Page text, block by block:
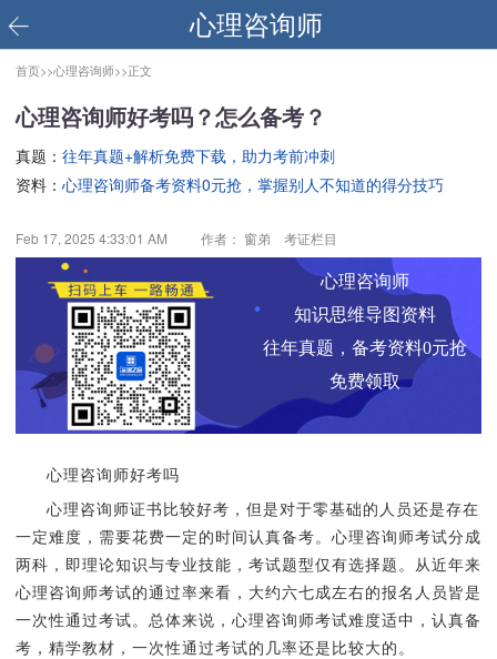
心理咨询师
首页>>心理咨询师>>正文
心理咨询师好考吗？怎么备考？
真题： 往年真题+解析免费下载，助力考前冲刺
资料： 心理咨询师备考资料0元抢，掌握别人不知道的得分技巧
Feb 17, 2025 4:33:01 AM 作者： 窗弟 考证栏目
心理咨询师
知识思维导图资料
往年真题，备考资料0元抢
免费领取
心理咨询师好考吗
心理咨询师证书比较好考，但是对于零基础的人员还是存在
一定难度，需要花费一定的时间认真备考。心理咨询师考试分成
两科，即理论知识与专业技能，考试题型仅有选择题。从近年来
心理咨询师考试的通过率来看，大约六七成左右的报名人员皆是
一次性通过考试。总体来说，心理咨询师考试难度适中，认真备
考，精学教材，一次性通过考试的几率还是比较大的。